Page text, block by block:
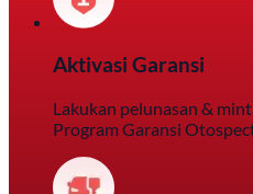
Aktivasi Garansi
Lakukan pelunasan &
Program Garansi